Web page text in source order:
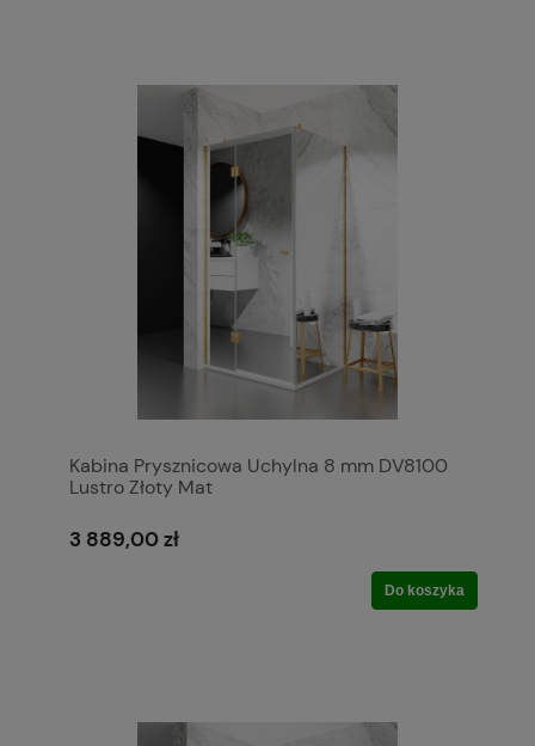
Kabina Prysznicowa Uchylna 8 mm DV8100
Lustro Złoty Mat
3 889,00 zł
Do koszyka